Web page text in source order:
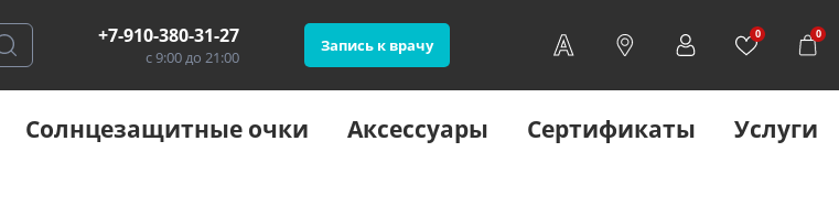
+7-910-380-31-27
с 9:00 до 21:00
Запись к врачу
0 0
Солнцезащитные очки Аксессуары Сертификаты Услуги